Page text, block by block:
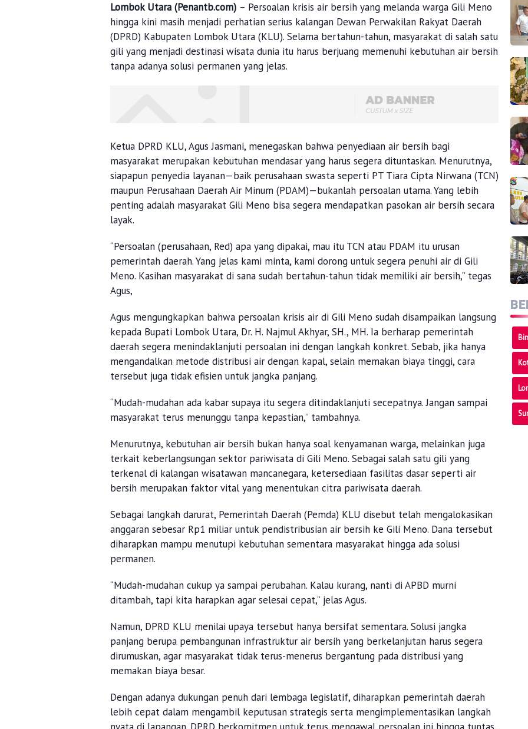
Lombok Utara (Penantb.com) – Persoalan krisis air bersih yang melanda warga Gili Meno
hingga kini masih menjadi perhatian serius kalangan Dewan Perwakilan Rakyat Daerah
(DPRD) Kabupaten Lombok Utara (KLU). Selama bertahun-tahun, masyarakat di salah satu
gili yang menjadi destinasi wisata dunia itu harus berjuang memenuhi kebutuhan air bersih
tanpa adanya solusi permanen yang jelas.
Ketua DPRD KLU, Agus Jasmani, menegaskan bahwa penyediaan air bersih bagi
masyarakat merupakan kebutuhan mendasar yang harus segera dituntaskan. Menurutnya,
siapapun penyedia layanan—baik perusahaan swasta seperti PT Tiara Cipta Nirwana (TCN)
maupun Perusahaan Daerah Air Minum (PDAM)—bukanlah persoalan utama. Yang lebih
penting adalah masyarakat Gili Meno bisa segera mendapatkan pasokan air bersih secara
layak.
“Persoalan (perusahaan, Red) apa yang dipakai, mau itu TCN atau PDAM itu urusan
pemerintah daerah. Yang jelas kami minta, kami dorong untuk segera penuhi air di Gili
Meno. Kasihan masyarakat di sana sudah bertahun-tahun tidak memiliki air bersih,” tegas
Agus,
Agus mengungkapkan bahwa persoalan krisis air di Gili Meno sudah disampaikan langsung
kepada Bupati Lombok Utara, Dr. H. Najmul Akhyar, SH., MH. Ia berharap pemerintah
daerah segera menindaklanjuti persoalan ini dengan langkah konkret. Sebab, jika hanya
mengandalkan metode distribusi air dengan kapal, selain memakan biaya tinggi, cara
tersebut juga tidak efisien untuk jangka panjang.
“Mudah-mudahan ada kabar supaya itu segera ditindaklanjuti secepatnya. Jangan sampai
masyarakat terus menunggu tanpa kepastian,” tambahnya.
Menurutnya, kebutuhan air bersih bukan hanya soal kenyamanan warga, melainkan juga
terkait keberlangsungan sektor pariwisata di Gili Meno. Sebagai salah satu gili yang
terkenal di kalangan wisatawan mancanegara, ketersediaan fasilitas dasar seperti air
bersih merupakan faktor vital yang menentukan citra pariwisata daerah.
Sebagai langkah darurat, Pemerintah Daerah (Pemda) KLU disebut telah mengalokasikan
anggaran sebesar Rp1 miliar untuk pendistribusian air bersih ke Gili Meno. Dana tersebut
diharapkan mampu menutupi kebutuhan sementara masyarakat hingga ada solusi
permanen.
“Mudah-mudahan cukup ya sampai perubahan. Kalau kurang, nanti di APBD murni
ditambah, tapi kita harapkan agar selesai cepat,” jelas Agus.
Namun, DPRD KLU menilai upaya tersebut hanya bersifat sementara. Solusi jangka
panjang berupa pembangunan infrastruktur air bersih yang berkelanjutan harus segera
dirumuskan, agar masyarakat tidak terus-menerus bergantung pada distribusi yang
memakan biaya besar.
Dengan adanya dukungan penuh dari lembaga legislatif, diharapkan pemerintah daerah
lebih cepat dalam mengambil keputusan strategis serta mengimplementasikan langkah